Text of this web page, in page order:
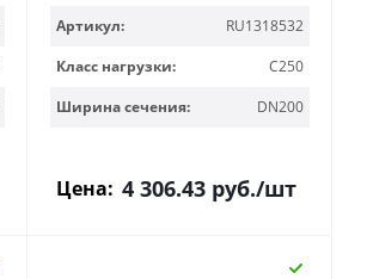
Артикул:
RU1318532
Класс нагрузки:
C250
Ширина сечения:
DN200
Цена: 4 306.43руб./шт